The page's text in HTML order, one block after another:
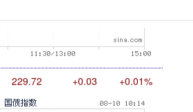
229.72 +0.01%